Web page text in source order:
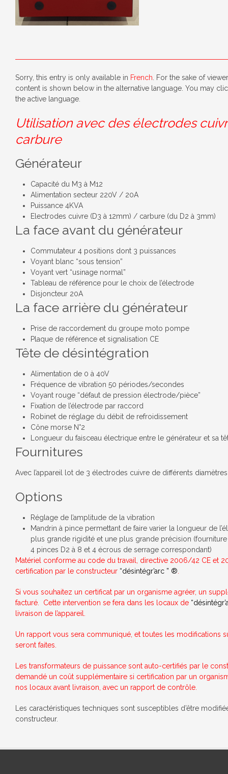
Sorry, this entry is only available in French . For the sake of
content is shown below in the alternative language. You may
the active language.
Utilisation avec des électrodes
carbure
Générateur
Capacité du M3 à M12
Alimentation secteur 220V / 20A
Puissance 4KVA
Electrodes cuivre (D3 à 12mm) / carbure (du D2 à 3mm)
La face avant du générateur
Commutateur 4 positions dont 3 puissances
Voyant blanc “sous tension”
Voyant vert “usinage normal”
Tableau de référence pour le choix de l’électrode
Disjoncteur 20A
La face arrière du générateur
Prise de raccordement du groupe moto pompe
Plaque de référence et signalisation CE
Tête de désintégration
Alimentation de 0 à 40V
Fréquence de vibration 50 périodes/secondes
Voyant rouge “défaut de pression électrode/pièce”
Fixation de l’électrode par raccord
Robinet de réglage du débit de refroidissement
Cône morse N°2
Longueur du faisceau électrique entre le générateur et sa
Fournitures
Avec l’appareil lot de 3 électrodes cuivre de différents
Options
Réglage de l’amplitude de la vibration
Mandrin à pince permettant de faire varier la longueur de
plus grande rigidité et une plus grande précision
4 pinces D2 à 8 et 4 écrous de serrage correspondant)
Matériel conforme au code du travail, directive 2006/42 CE et
certification par le constructeur “désintégr’arc ” ®
Si vous souhaitez un certificat par un organisme agréer, un
facturé. Cette intervention se fera dans les locaux de
livraison de l’appareil.
Un rapport vous sera communiqué, et toutes les modifications
seront faites.
Les transformateurs de puissance sont auto-certifiés par le
demandé un coût supplémentaire si certification par un
nos locaux avant livraison, avec un rapport de contrôle.
Les caractéristiques techniques sont susceptibles d’être
constructeur.